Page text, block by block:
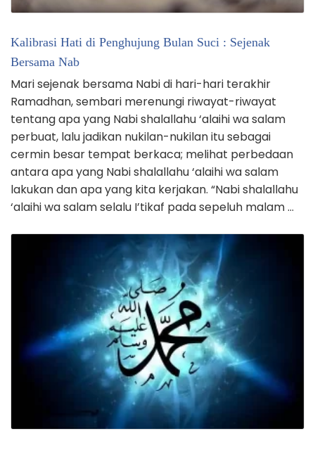
Kalibrasi Hati di Penghujung Bulan Suci : Sejenak
Bersama Nab
Mari sejenak bersama Nabi di hari-hari terakhir
Ramadhan, sembari merenungi riwayat-riwayat
tentang apa yang Nabi shalallahu ‘alaihi wa salam
perbuat, lalu jadikan nukilan-nukilan itu sebagai
cermin besar tempat berkaca; melihat perbedaan
antara apa yang Nabi shalallahu ‘alaihi wa salam
lakukan dan apa yang kita kerjakan. “Nabi shalallahu
‘alaihi wa salam selalu I’tikaf pada sepeluh malam …